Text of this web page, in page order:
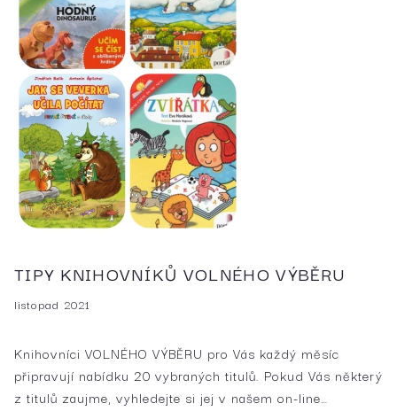
TIPY KNIHOVNÍKŮ VOLNÉHO VÝBĚRU
listopad 2021
Knihovníci VOLNÉHO VÝBĚRU pro Vás každý měsíc
připravují nabídku 20 vybraných titulů. Pokud Vás některý
z titulů zaujme, vyhledejte si jej v našem on-line…